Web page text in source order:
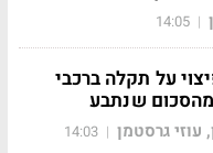
|
14:05
פיצוי על תקלה ברכבי
עוזי גרסטמן |
14:03